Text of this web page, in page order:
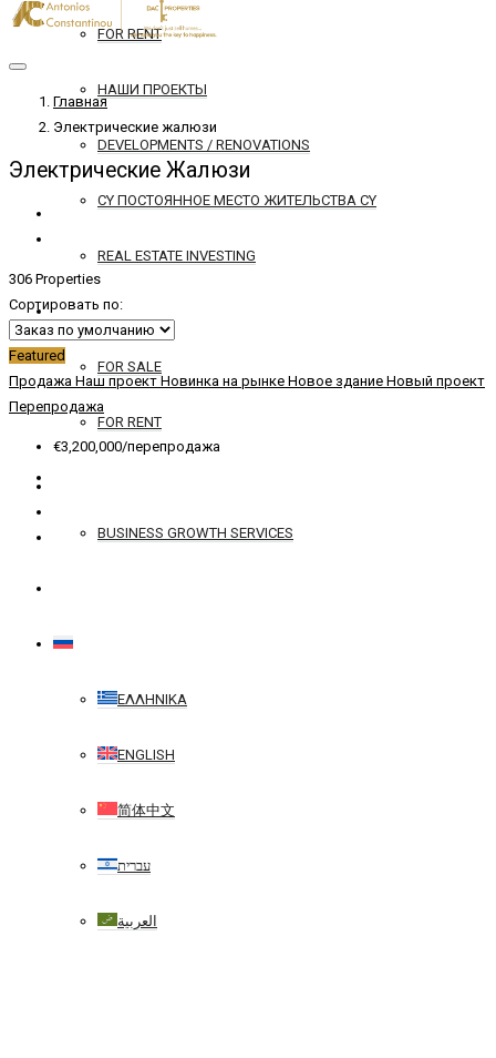
FOR RENT
НАШИ ПРОЕКТЫ
DEVELOPMENTS / RENOVATIONS
CY ПОСТОЯННОЕ МЕСТО ЖИТЕЛЬСТВА CY
REAL ESTATE INVESTING
YACHTS
FOR SALE
FOR RENT
BUSINESS GROWTH SERVICES
ΕΛΛΗΝΙΚΆ
ENGLISH
简体中文
עברית
العربية
Главная
Электрические жалюзи
Электрические Жалюзи
306 Properties
Сортировать по:
Featured
Продажа Наш проектНовинка на рынке Новое здание Новый проект
Перепродажа
€3,200,000/перепродажа